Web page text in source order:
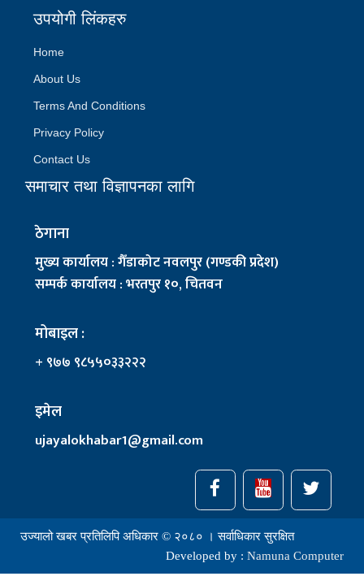
उपयोगी लिंकहरु
Home
About Us
Terms And Conditions
Privacy Policy
Contact Us
समाचार तथा विज्ञापनका लागि
ठेगाना
मुख्य कार्यालय : गैँडाकोट नवलपुर (गण्डकी प्रदेश)
सम्पर्क कार्यालय : भरतपुर १०, चितवन
मोबाइल :
+ ९७७ ९८५५०३३२२२
इमेल
ujayalokhabar1@gmail.com
उज्यालो खबर प्रतिलिपि अधिकार © २०८० । सर्वाधिकार सुरक्षित
Developed by : Namuna Computer